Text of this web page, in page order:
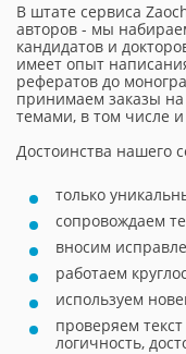
В штате сервиса
авторов - мы
кандидатов и
имеет опыт
рефератов до
принимаем заказы
темами, в том числе
Достоинства нашего
только
сопровождаем
вносим
работаем
используем
проверяем
логичность,